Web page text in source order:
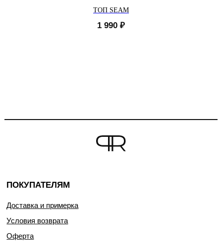
ТОП SEAM
1 990 ₽
ПОКУПАТЕЛЯМ
Доставка и примерка
Условия возврата
Оферта